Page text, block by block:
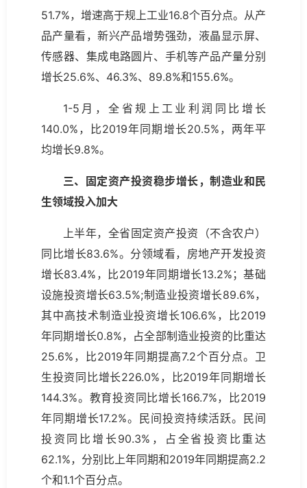
51.7%，增速高于规上工业16.8个百分点。从产
品产量看，新兴产品增势强劲，液晶显示屏、
传感器、集成电路圆片、手机等产品产量分别
增长25.6%、46.3%、89.8%和155.6%。
1-5月，全省规上工业利润同比增长
140.0%，比2019年同期增长20.5%，两年平
均增长9.8%。
三、固定资产投资稳步增长，制造业和民
生领域投入加大
上半年，全省固定资产投资（不含农户）
同比增长83.6%。分领域看，房地产开发投资
增长83.4%，比2019年同期增长13.2%；基础
设施投资增长63.5%;制造业投资增长89.6%，
其中高技术制造业投资增长106.6%，比2019
年同期增长0.8%，占全部制造业投资的比重达
25.6%，比2019年同期提高7.2个百分点。卫
生投资同比增长226.0%，比2019年同期增长
144.3%。教育投资同比增长166.7%，比2019
年同期增长17.2%。民间投资持续活跃。民间
投资同比增长90.3%，占全省投资比重达
62.1%，分别比上年同期和2019年同期提高2.2
个和1.1个百分点。